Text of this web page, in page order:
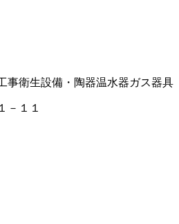
事衛生設備・陶器温水器ガス器具
－１１